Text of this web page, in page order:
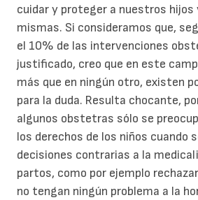
cuidar y proteger a nuestros hijos
mismas. Si consideramos que,
el 10% de las intervenciones
justificado, creo que en este
más que en ningún otro, existen
para la duda. Resulta chocante,
algunos obstetras sólo se
los derechos de los niños cuando
decisiones contrarias a la
partos, como por ejemplo
no tengan ningún problema a la